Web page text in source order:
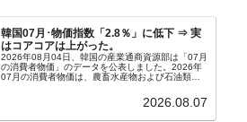
韓国07月･物価指数「2.8％」に低下 ⇒ 実
はコアコアは上がった。
2026年08月04日、韓国の産業通商資源部は「07月
の消費者物価」のデータを公表しました。2026年
07月の消費者物価は、農畜水産物および石油類の
2.8％上昇（06月は3.2％）となり、上昇率は前...
2026.08.07